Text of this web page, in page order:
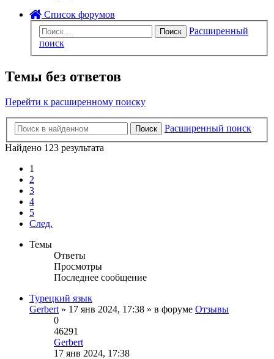
Список форумов
Поиск
Расширенный
поиск
Темы без ответов
Перейти к расширенному поиску
Поиск
Расширенный поиск
Найдено 123 результата
1
2
3
4
5
След.
Темы
Ответы
Просмотры
Последнее сообщение
Турецкий язык
Gerbert » 17 янв 2024, 17:38 » в форуме Отзывы
0
46291
Gerbert
Перейти
17 янв 2024, 17:38